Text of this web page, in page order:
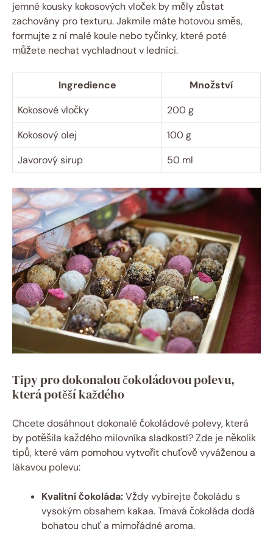
jemné kousky kokosových vloček by měly zůstat
zachovány pro texturu. Jakmile máte hotovou směs,
formujte z ní malé koule nebo tyčinky, které poté
můžete nechat vychladnout v lednici.
Ingredience
Množství
Kokosové vločky
200 g
Kokosový olej
100 g
Javorový sirup
50 ml
Tipy pro dokonalou čokoládovou polevu,
která potěší každého
Chcete dosáhnout dokonalé čokoládové polevy, která
by potěšila každého milovníka sladkostí? Zde je několik
tipů, které vám pomohou vytvořit chuťově vyváženou a
lákavou polevu:
Kvalitní čokoláda:Vždy vybírejte čokoládu s
vysokým obsahem kakaa. Tmavá čokoláda dodá
bohatou chuť a mimořádné aroma.